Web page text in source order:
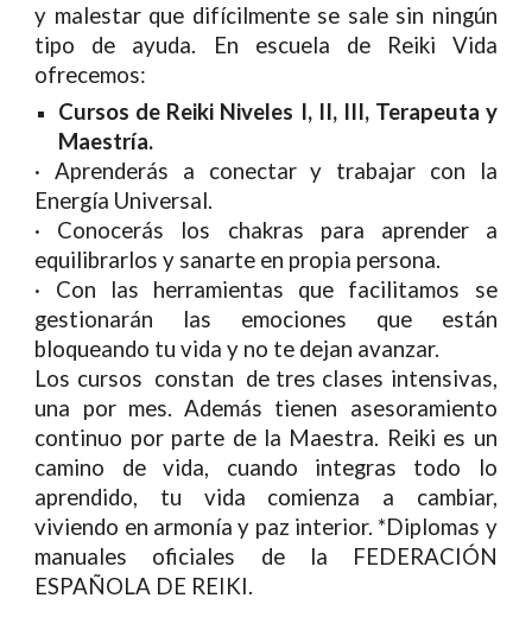
y malestar que difícilmente se sale sin ningún
tipo de ayuda.
En escuela de Reiki Vida
ofrecemos:
Cursos de Reiki Niveles I, II, III, Terapeuta y
Maestría.
·Aprenderás a conectar y trabajar con la
Energía Universal.
· Conocerás los chakras para aprender a
equilibrarlos y sanarte en propia persona.
· Con las herramientas que facilitamos se
gestionarán las emociones que están
bloqueando tu vida y no te dejan avanzar.
Los cursos constan de tres clases intensivas,
una por mes. Además tienen asesoramiento
continuo por parte de la Maestra. Reiki es un
camino de vida, cuando integras todo lo
aprendido, tu vida comienza a cambiar,
viviendo en armonía y paz interior. *Diplomas y
manuales oficiales de la FEDERACIÓN
ESPAÑOLA DE REIKI.